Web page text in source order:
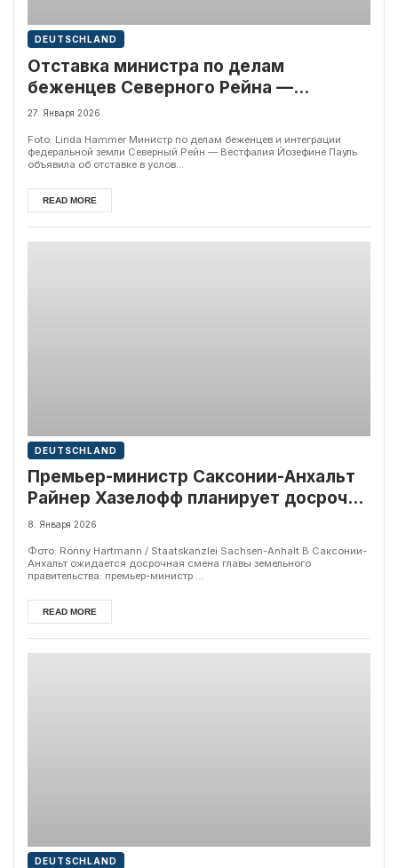
DEUTSCHLAND
Отставка министра по делам
беженцев Северного Рейна —
Вестфалии на фоне расследования
27. Января 2026
Foto: Linda Hammer Министр по делам беженцев и интеграции
федеральной земли Северный Рейн — Вестфалия Йозефине Пауль
объявила об отставке в услов...
READ MORE
DEUTSCHLAND
Премьер-министр Саксонии-Анхальт
Райнер Хазелофф планирует досрочно
уйти в отставку
8. Января 2026
Фото: Ronny Hartmann / Staatskanzlei Sachsen-Anhalt В Саксонии-
Анхальт ожидается досрочная смена главы земельного
правительства: премьер-министр ...
READ MORE
DEUTSCHLAND